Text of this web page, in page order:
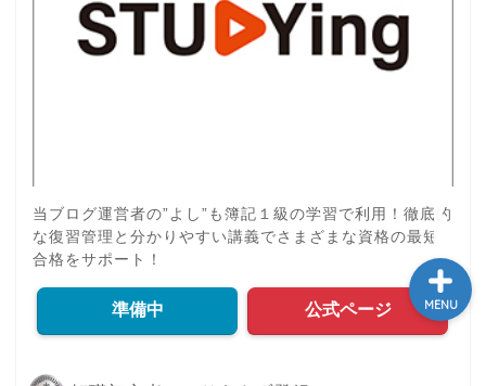
当ブログ運営者の”よし”も簿記１級の学習で利用！徹底的
な復習管理と分かりやすい講義でさまざまな資格の最短
合格をサポート！
準備中 公式ページ MENU
ふるさと納税